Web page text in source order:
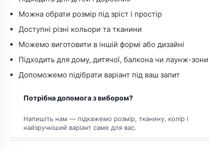
Можна обрати розмір під зріст і простір
Доступні різні кольори та тканини
Можемо виготовити в іншій формі або дизайні
Підходить для дому, дитячої, балкона чи лаунж-зони
Допоможемо підібрати варіант під ваш запит
Потрібна допомога з вибором?
Напишіть нам — підкажемо розмір, тканину, колір і
найзручніший варіант саме для вас.